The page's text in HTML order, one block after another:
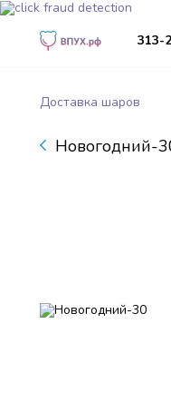
313-
Доставка шаров
Новогодний-